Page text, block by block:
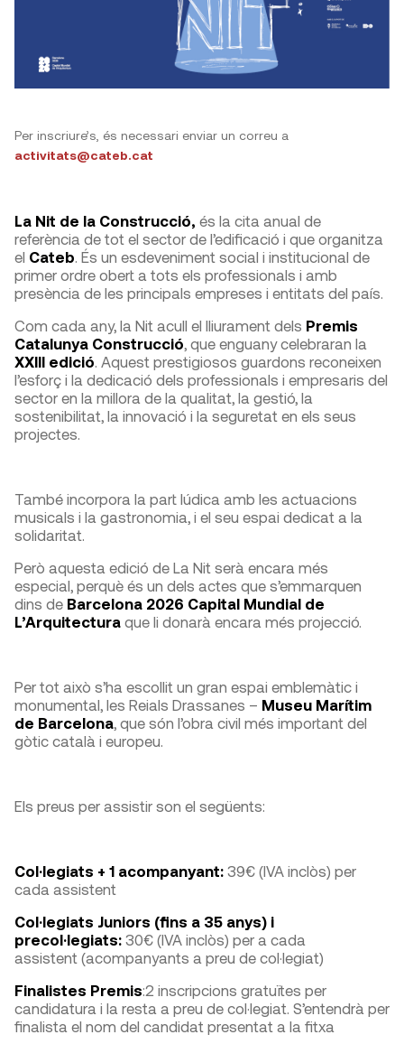
Per inscriure’s, és necessari enviar un correu a
activitats@cateb.cat
La Nit de la Construcció, és la cita anual de
referència de tot el sector de l’edificació i que organitza
el Cateb. És un esdeveniment social i institucional de
primer ordre obert a tots els professionals i amb
presència de les principals empreses i entitats del país.
Com cada any, la Nit acull el lliurament dels Premis
Catalunya Construcció, que enguany celebraran la
XXIII edició. Aquest prestigiosos guardons reconeixen
l’esforç i la dedicació dels professionals i empresaris del
sector en la millora de la qualitat, la gestió, la
sostenibilitat, la innovació i la seguretat en els seus
projectes.
També incorpora la part lúdica amb les actuacions
musicals i la gastronomia, i el seu espai dedicat a la
solidaritat.
Però aquesta edició de La Nit serà encara més
especial, perquè és un dels actes que s’emmarquen
dins de Barcelona 2026 Capital Mundial de
L’Arquitectura que li donarà encara més projecció.
Per tot això s’ha escollit un gran espai emblemàtic i
monumental, les Reials Drassanes – Museu Marítim
de Barcelona, que són l’obra civil més important del
gòtic català i europeu.
Els preus per assistir son el següents:
Col·legiats + 1 acompanyant: 39€ (IVA inclòs) per
cada assistent
Col·legiats Juniors (fins a 35 anys) i
precol·legiats: 30€ (IVA inclòs) per a cada
assistent (acompanyants a preu de col·legiat)
Finalistes Premis:2 inscripcions gratuïtes per
candidatura i la resta a preu de col·legiat. S’entendrà per
finalista el nom del candidat presentat a la fitxa